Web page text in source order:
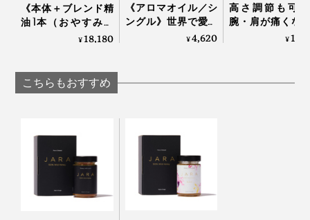
《本体＋ブレンド精
油1本（おやすみ空
間）》コードレスだ
式「アロマディフュ
ーザー」｜Lovaroma
¥18,180
《アロマオイル／シ
ングル》世界で愛さ
れるタイのアロマブ
¥4,620
高さ調節も可
腕・肩が痛くな
くい「横向き寝
¥
こちらもおすすめ